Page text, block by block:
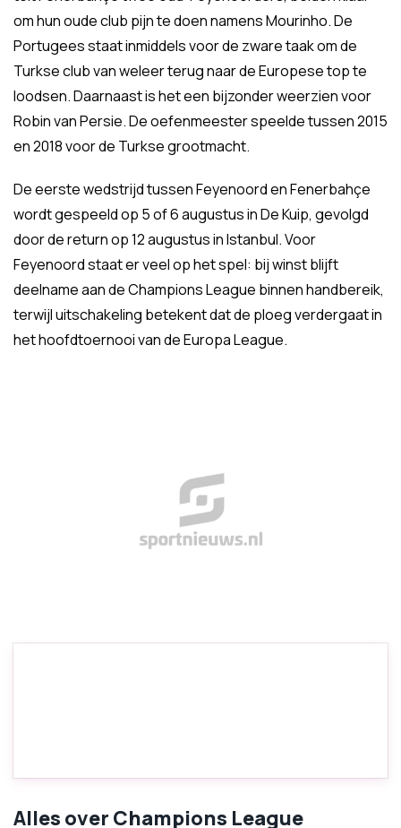
om hun oude club pijn te doen namens Mourinho. De
Portugees staat inmiddels voor de zware taak om de
Turkse club van weleer terug naar de Europese top te
loodsen. Daarnaast is het een bijzonder weerzien voor
Robin van Persie. De oefenmeester speelde tussen 2015
en 2018 voor de Turkse grootmacht.
De eerste wedstrijd tussen Feyenoord en Fenerbahçe
wordt gespeeld op 5 of 6 augustus in De Kuip, gevolgd
door de return op 12 augustus in Istanbul. Voor
Feyenoord staat er veel op het spel: bij winst blijft
deelname aan de Champions League binnen handbereik,
terwijl uitschakeling betekent dat de ploeg verdergaat in
het hoofdtoernooi van de Europa League.
Alles over Champions League